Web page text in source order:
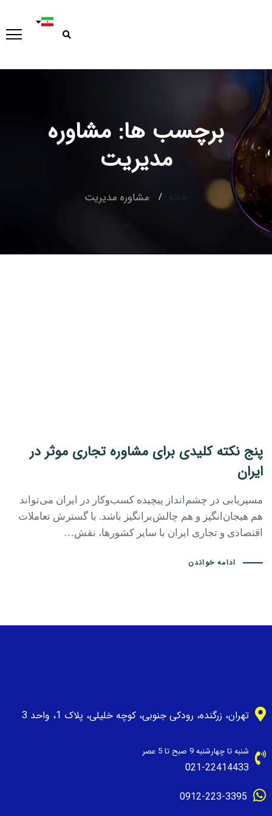
Type and hit enter
برچسب ها: مشاوره
مدیریت
خانه مشاوره مدیریت
پنج نکته کلیدی برای مشاوره تجاری موثر در
ایران
مسیریابی در چشم‌انداز پیچیده کسب‌وکار در ایران می‌تواند
هم هیجان‌انگیز و هم چالش‌برانگیز باشد. با گسترش تعاملات
اقتصادی و تجاری ایران با سایر کشورها، نقش…
ادامه خواندن
تهران، زرگنده، رودکی جنوبی، کوچه خلیلی، پلاک 1، واحد 3
شنبه تا چهارشنبه 9 صبح تا 5 عصر
021-22414433
0912-223-3395